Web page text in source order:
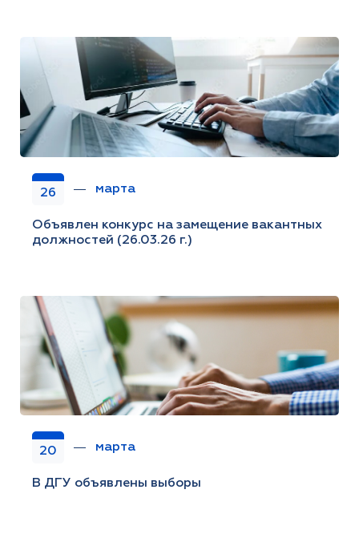
26 марта
Объявлен конкурс на замещение вакантных
должностей (26.03.26 г.)
20 марта
В ДГУ объявлены выборы